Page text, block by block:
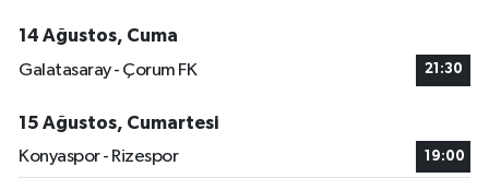
14 Ağustos, Cuma
Galatasaray - Çorum FK
21:30
15 Ağustos, Cumartesi
Konyaspor - Rizespor
19:00